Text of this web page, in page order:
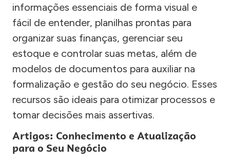
informações essenciais de forma visual e
fácil de entender, planilhas prontas para
organizar suas finanças, gerenciar seu
estoque e controlar suas metas, além de
modelos de documentos para auxiliar na
formalização e gestão do seu negócio. Esses
recursos são ideais para otimizar processos e
tomar decisões mais assertivas.
Artigos: Conhecimento e Atualização
para o Seu Negócio